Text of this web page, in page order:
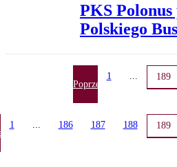
PKS
Polskiego
Poprzednia
1 ... 189
1 ... 186 187 188 189